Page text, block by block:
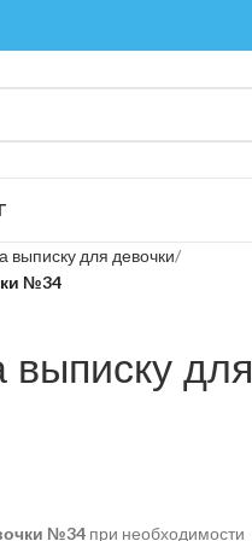
выписку для девочки
№34
для
№34при необходимости